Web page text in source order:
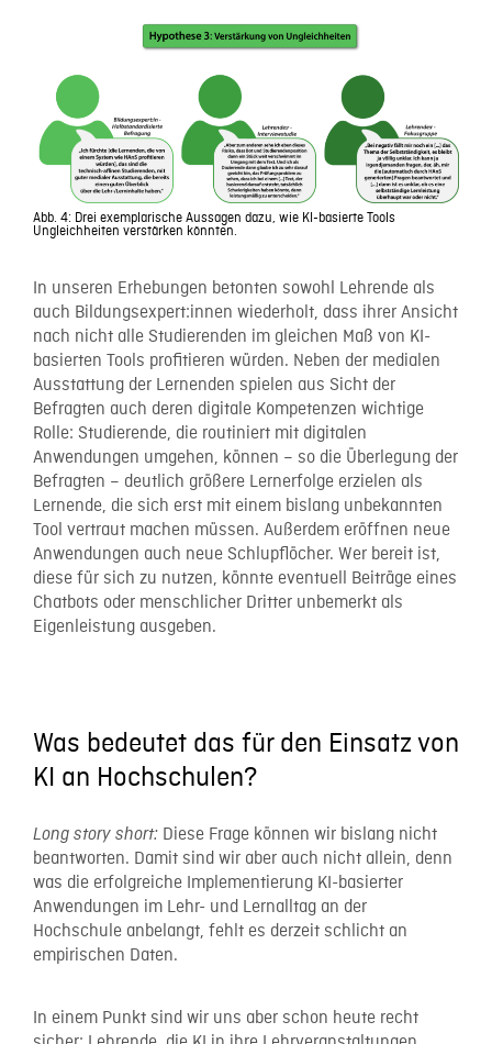
Abb. 4: Drei exemplarische Aussagen dazu, wie KI-basierte Tools
Ungleichheiten verstärken könnten.
In unseren Erhebungen betonten sowohl Lehrende als
auch Bildungsexpert:innen wiederholt, dass ihrer Ansicht
nach nicht alle Studierenden im gleichen Maß von KI-
basierten Tools profitieren würden. Neben der medialen
Ausstattung der Lernenden spielen aus Sicht der
Befragten auch deren digitale Kompetenzen wichtige
Rolle: Studierende, die routiniert mit digitalen
Anwendungen umgehen, können – so die Überlegung der
Befragten – deutlich größere Lernerfolge erzielen als
Lernende, die sich erst mit einem bislang unbekannten
Tool vertraut machen müssen. Außerdem eröffnen neue
Anwendungen auch neue Schlupflöcher. Wer bereit ist,
diese für sich zu nutzen, könnte eventuell Beiträge eines
Chatbots oder menschlicher Dritter unbemerkt als
Eigenleistung ausgeben.
Was bedeutet das für den Einsatz von
KI an Hochschulen?
Long story short: Diese Frage können wir bislang nicht
beantworten. Damit sind wir aber auch nicht allein, denn
was die erfolgreiche Implementierung KI-basierter
Anwendungen im Lehr- und Lernalltag an der
Hochschule anbelangt, fehlt es derzeit schlicht an
empirischen Daten.
In einem Punkt sind wir uns aber schon heute recht